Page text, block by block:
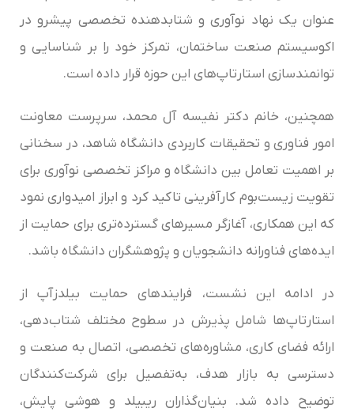
عنوان یک نهاد نوآوری و شتابدهنده تخصصی پیشرو در
اکوسیستم صنعت ساختمان، تمرکز خود را بر شناسایی و
توانمندسازی استارتاپ‌های این حوزه قرار داده است.
همچنین، خانم دکتر نفیسه آل محمد، سرپرست معاونت
امور فناوری و تحقیقات کاربردی دانشگاه شاهد، در سخنانی
بر اهمیت تعامل بین دانشگاه و مراکز تخصصی نوآوری برای
تقویت زیست‌بوم کارآفرینی تاکید کرد و ابراز امیدواری نمود
که این همکاری، آغازگر مسیرهای گسترده‌تری برای حمایت از
ایده‌های فناورانه دانشجویان و پژوهشگران دانشگاه باشد.
در ادامه این نشست، فرایندهای حمایت بیلدزآپ از
استارتاپ‌ها شامل پذیرش در سطوح مختلف شتاب‌دهی،
ارائه فضای کاری، مشاوره‌های تخصصی، اتصال به صنعت و
دسترسی به بازار هدف، به‌تفصیل برای شرکت‌کنندگان
توضیح داده شد. بنیان‌گذاران ریبیلد و هوشی پایش،